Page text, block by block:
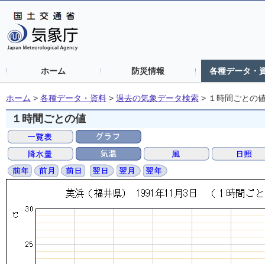
ホーム 防災情報 各種データ・
ホーム > 各種データ・資料 > 過去の気象データ検索 > １時間ごとの
１時間ごとの値